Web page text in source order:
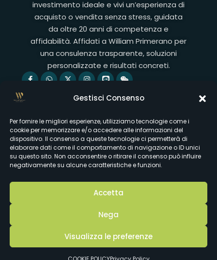
Gestisci Consenso
Per fornire le migliori esperienze, utilizziamo tecnologie come i
cookie per memorizzare e/o accedere alle informazioni del
dispositivo. Il consenso a queste tecnologie ci permetterà di
elaborare dati come il comportamento di navigazione o ID unici
su questo sito. Non acconsentire o ritirare il consenso può influire
negativamente su alcune caratteristiche e funzioni.
Accetta
Nega
Visualizza le preferenze
investimento ideale e vivi un’esperienza di
acquisto o vendita senza stress, guidata
da oltre 20 anni di competenza e
affidabilità. Affidati a William Primerano per
una consulenza trasparente, soluzioni
personalizzate e risultati concreti.
Servizi
Analisi di mercato
Assistenza all'acquisto
Servizi di vendita
Blog